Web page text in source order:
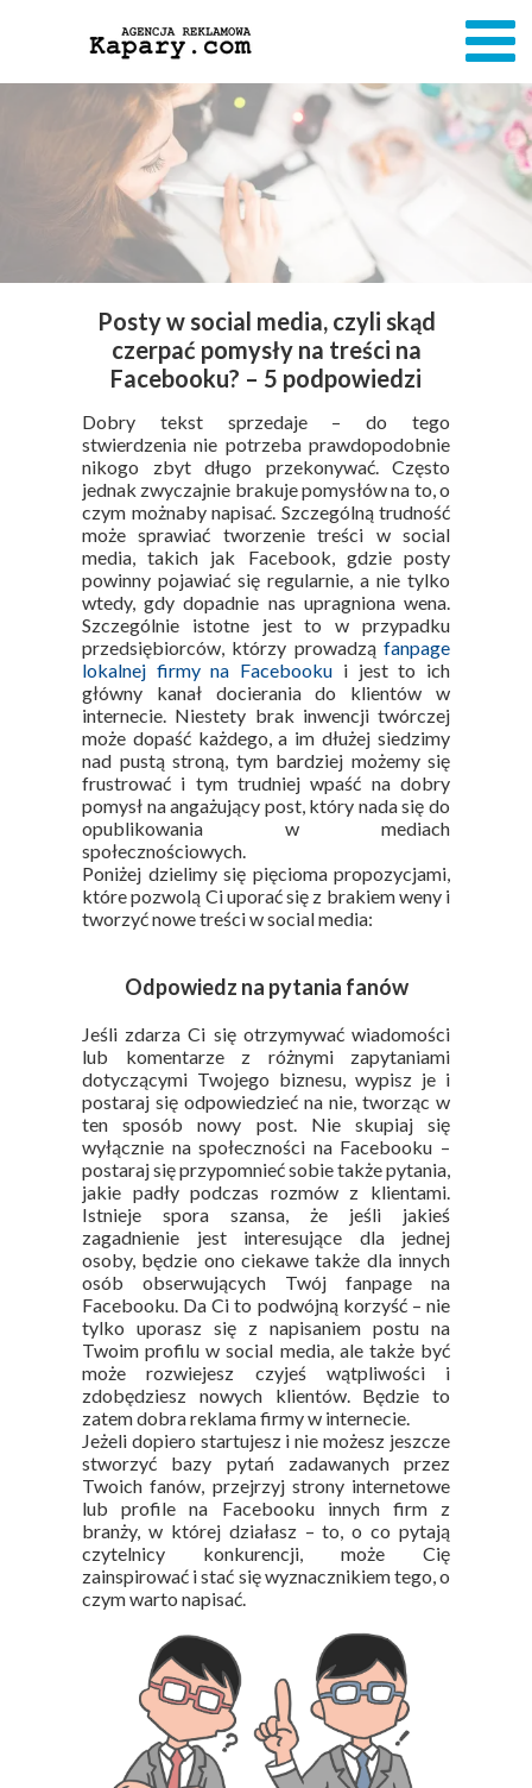
Posty w social media, czyli skąd
czerpać pomysły na treści na
Facebooku? – 5 podpowiedzi
Dobry tekst sprzedaje – do tego
stwierdzenia nie potrzeba prawdopodobnie
nikogo zbyt długo przekonywać. Często
jednak zwyczajnie brakuje pomysłów na to, o
czym możnaby napisać. Szczególną trudność
może sprawiać tworzenie treści w social
media, takich jak Facebook, gdzie posty
powinny pojawiać się regularnie, a nie tylko
wtedy, gdy dopadnie nas upragniona wena.
Szczególnie istotne jest to w przypadku
przedsiębiorców, którzy prowadzą fanpage
lokalnej firmy na Facebooku i jest to ich
główny kanał docierania do klientów w
internecie. Niestety brak inwencji twórczej
może dopaść każdego, a im dłużej siedzimy
nad pustą stroną, tym bardziej możemy się
frustrować i tym trudniej wpaść na dobry
pomysł na angażujący post, który nada się do
opublikowania w mediach
społecznościowych.
Poniżej dzielimy się pięcioma propozycjami,
które pozwolą Ci uporać się z brakiem weny i
tworzyć nowe treści w social media:
Odpowiedz na pytania fanów
Jeśli zdarza Ci się otrzymywać wiadomości
lub komentarze z różnymi zapytaniami
dotyczącymi Twojego biznesu, wypisz je i
postaraj się odpowiedzieć na nie, tworząc w
ten sposób nowy post. Nie skupiaj się
wyłącznie na społeczności na Facebooku –
postaraj się przypomnieć sobie także pytania,
jakie padły podczas rozmów z klientami.
Istnieje spora szansa, że jeśli jakieś
zagadnienie jest interesujące dla jednej
osoby, będzie ono ciekawe także dla innych
osób obserwujących Twój fanpage na
Facebooku. Da Ci to podwójną korzyść – nie
tylko uporasz się z napisaniem postu na
Twoim profilu w social media, ale także być
może rozwiejesz czyjeś wątpliwości i
zdobędziesz nowych klientów. Będzie to
zatem dobra reklama firmy w internecie.
Jeżeli dopiero startujesz i nie możesz jeszcze
stworzyć bazy pytań zadawanych przez
Twoich fanów, przejrzyj strony internetowe
lub profile na Facebooku innych firm z
branży, w której działasz – to, o co pytają
czytelnicy konkurencji, może Cię
zainspirować i stać się wyznacznikiem tego, o
czym warto napisać.